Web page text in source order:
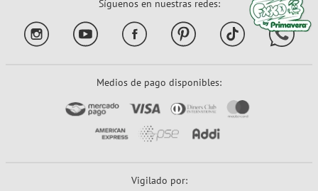
Síguenos en nuestras redes:
Medios de pago disponibles:
Vigilado por: